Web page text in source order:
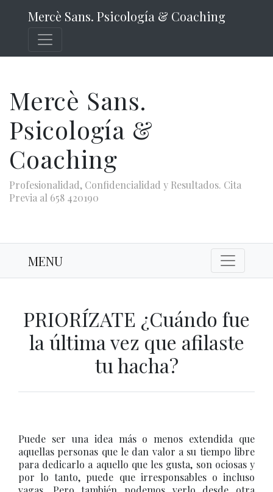
Mercè Sans. Psicología & Coaching
Mercè Sans.
Psicología &
Coaching
Profesionalidad, Confidencialidad y Resultados. Cita
Previa al 658 420190
MENU
PRIORÍZATE ¿Cuándo fue
la última vez que afilaste
tu hacha?
Puede ser una idea más o menos extendida que
aquellas personas que le dan valor a su tiempo libre
para dedicarlo a aquello que les gusta, son ociosas y
por lo tanto, puede que irresponsables o incluso